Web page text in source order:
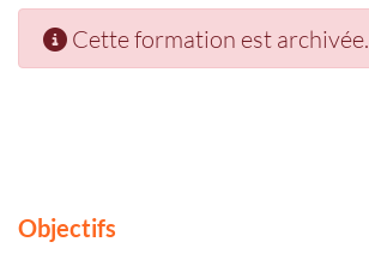
Cette formation est archivée.
Objectifs